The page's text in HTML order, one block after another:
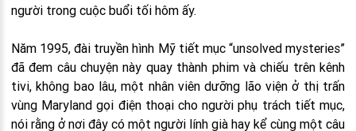
người trong cuộc buổi tối hôm ấy.
Năm 1995, đài truyền hình Mỹ tiết mục “unsolved mysteries”
đã đem câu chuyện này quay thành phim và chiếu trên kênh
tivi, không bao lâu, một nhân viên dưỡng lão viện ở thị trấn
vùng Maryland gọi điện thoại cho người phụ trách tiết mục,
nói rằng ở nơi đây có một người lính già hay kể cùng một câu